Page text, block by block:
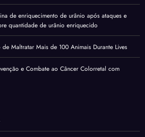
de enriquecimento de urânio após ataques e
quantidade de urânio enriquecido
Maltratar Mais de 100 Animais Durante Lives
e Combate ao Câncer Colorretal com